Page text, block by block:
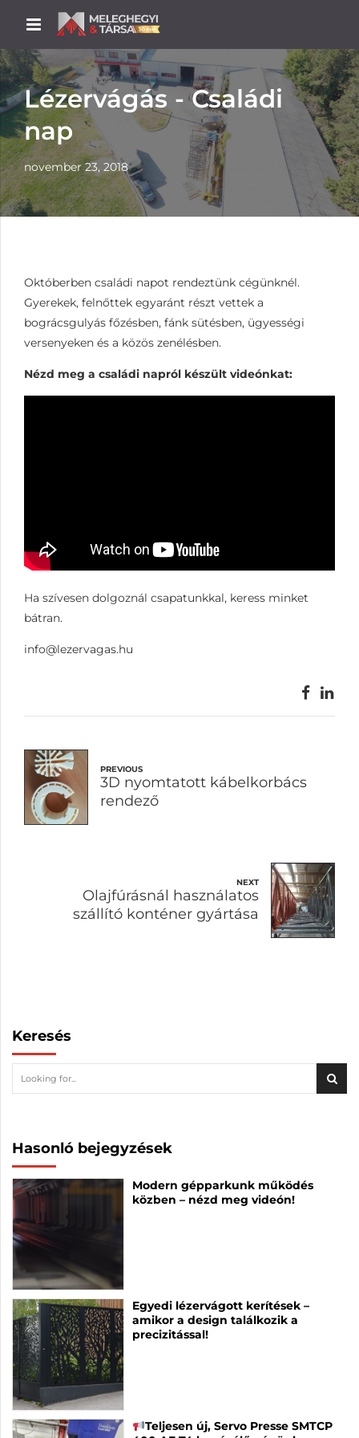
Lézervágás - Családi
nap
november 23, 2018
Októberben családi napot rendeztünk cégünknél.
Gyerekek, felnőttek egyaránt részt vettek a
bográcsgulyás főzésben, fánk sütésben, ügyességi
versenyeken és a közös zenélésben.
Nézd meg a családi napról készült videónkat:
Ha szívesen dolgoznál csapatunkkal, keress minket
bátran.
info@lezervagas.hu
PREVIOUS
3D nyomtatott kábelkorbács
rendező
NEXT
Olajfúrásnál használatos
szállító konténer gyártása
Keresés
Hasonló bejegyzések
Modern gépparkunk működés
közben – nézd meg videón!
Egyedi lézervágott kerítések –
amikor a design találkozik a
precizitással!
Teljesen új, Servo Presse SMTCP